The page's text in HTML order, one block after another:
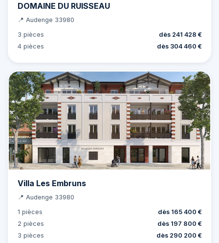
DOMAINE DU RUISSEAU
📍 Audenge 33980
3 pièces
dès 241 428 €
4 pièces
dès 304 460 €
Villa Les Embruns
📍 Audenge 33980
1 pièces
dès 165 400 €
2 pièces
dès 197 800 €
3 pièces
dès 290 200 €